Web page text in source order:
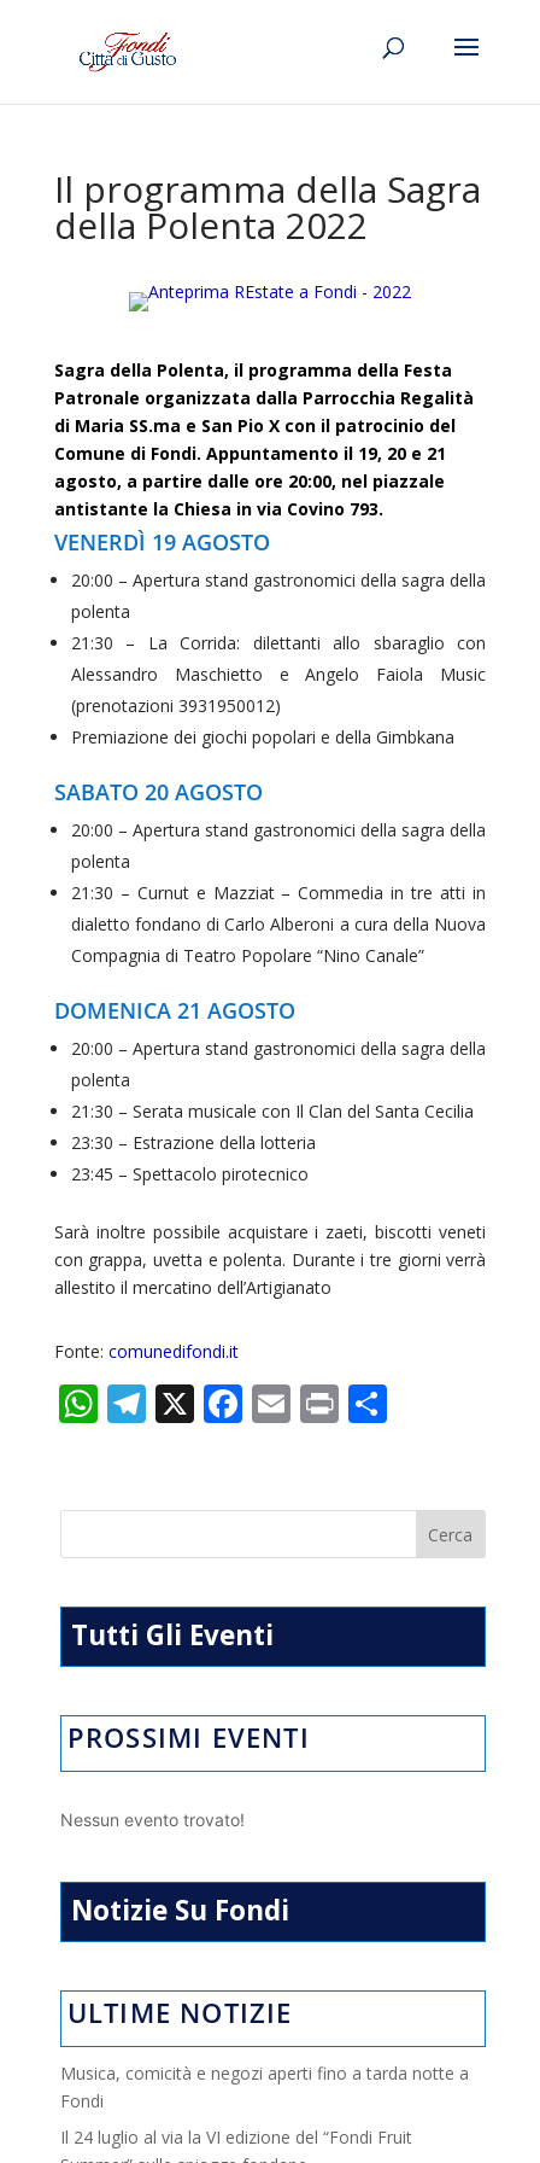
Il programma della Sagra
della Polenta 2022
Sagra della Polenta, il programma della Festa
Patronale organizzata dalla Parrocchia Regalità
di Maria SS.ma e San Pio X con il patrocinio del
Comune di Fondi. Appuntamento il 19, 20 e 21
agosto, a partire dalle ore 20:00, nel piazzale
antistante la Chiesa in via Covino 793.
VENERDÌ 19 AGOSTO
20:00 – Apertura stand gastronomici della sagra della
polenta
21:30 – La Corrida: dilettanti allo sbaraglio con
Alessandro Maschietto e Angelo Faiola Music
(prenotazioni 3931950012)
Premiazione dei giochi popolari e della Gimbkana
SABATO 20 AGOSTO
20:00 – Apertura stand gastronomici della sagra della
polenta
21:30 – Curnut e Mazziat – Commedia in tre atti in
dialetto fondano di Carlo Alberoni a cura della Nuova
Compagnia di Teatro Popolare “Nino Canale”
DOMENICA 21 AGOSTO
20:00 – Apertura stand gastronomici della sagra della
polenta
21:30 – Serata musicale con Il Clan del Santa Cecilia
23:30 – Estrazione della lotteria
23:45 – Spettacolo pirotecnico
Sarà inoltre possibile acquistare i zaeti, biscotti veneti
con grappa, uvetta e polenta. Durante i tre giorni verrà
allestito il mercatino dell’Artigianato
Fonte: comunedifondi.it
W
s
A
p
p
T
gr
a
m
X F
b
o
o
k
E
l
PrC
di
vi
di
Tutti Gli Eventi
PROSSIMI EVENTI
Nessun evento trovato!
Notizie Su Fondi
ULTIME NOTIZIE
Musica, comicità e negozi aperti fino a tarda notte a
Fondi
Il 24 luglio al via la VI edizione del “Fondi Fruit